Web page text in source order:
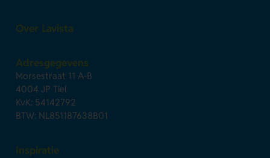
Over Lavista
Adresgegevens
Morsestraat 11 A-B
4004 JP Tiel
KvK: 54142792
BTW: NL851187638B01
Inspiratie